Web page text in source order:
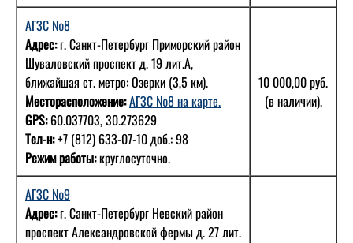
АГЗС №8
Адрес:г. Санкт-Петербург Приморский район
Шуваловский проспект д. 19 лит.А,
ближайшая ст. метро: Озерки (3,5 км).
Месторасположение:АГЗС №8 на карте.
GPS: 60.037703, 30.273629
Тел-н:+7 (812) 633-07-10 доб.: 98
Режим работы:круглосуточно.
10 000,00 руб.
(в наличии).
АГЗС №9
Адрес:г. Санкт-Петербург Невский район
проспект Александровской фермы д. 27 лит.